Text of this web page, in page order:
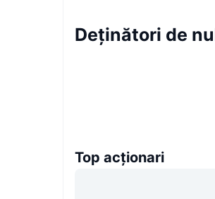
Deținători de
Top acționari